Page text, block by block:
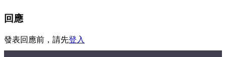
回應
發表回應前，請先登入